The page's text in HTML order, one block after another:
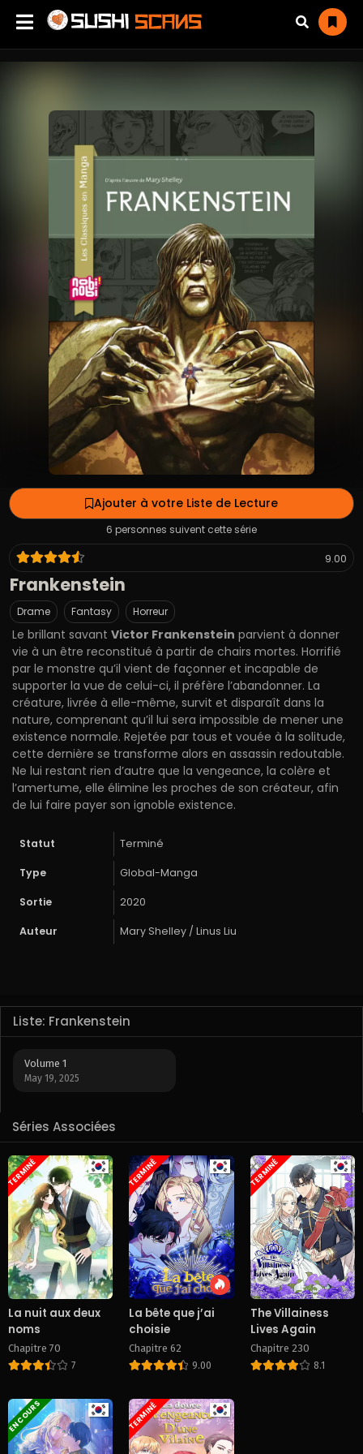
Ajouter à votre Liste de Lecture
6 personnes suivent cette série
9.00
Frankenstein
Drame Fantasy Horreur
Le brillant savant Victor Frankenstein parvient à donner
vie à un être reconstitué à partir de chairs mortes. Horrifié
par le monstre qu’il vient de façonner et incapable de
supporter la vue de celui-ci, il préfère l’abandonner. La
créature, livrée à elle-même, survit et disparaît dans la
nature, comprenant qu’il lui sera impossible de mener une
existence normale. Rejetée par tous et vouée à la solitude,
cette dernière se transforme alors en assassin redoutable.
Ne lui restant rien d’autre que la vengeance, la colère et
l’amertume, elle élimine les proches de son créateur, afin
de lui faire payer son ignoble existence.
Statut Terminé
Type Global-Manga
Sortie 2020
Auteur Mary Shelley / Linus Liu
Liste: Frankenstein
Volume 1
May 19, 2025
Séries Associées
TERMINÉ
La nuit aux deux
noms
Chapitre 70
7
TERMINÉ
La bête que j’ai
choisie
Chapitre 62
9.00
TERMINÉ
The Villainess
Lives Again
Chapitre 230
8.1
EN COURS TERMINÉ